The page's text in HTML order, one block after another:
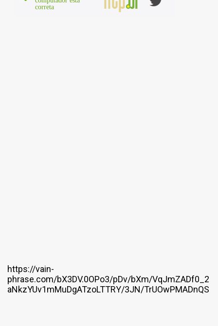
https://vain-
phrase.com/bX3DV.0OPo3/pDv/bXm/VqJmZADf0_2
aNkzYUv1mMuDgATzoLTTRY/3JN/TrUOwPMADnQS